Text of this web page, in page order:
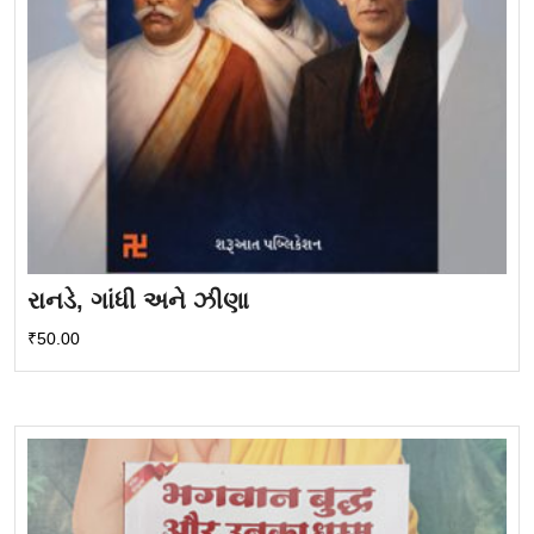
રાનડે, ગાંધી અને ઝીણા
₹50.00